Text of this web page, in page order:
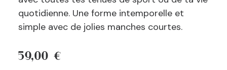
quotidienne. Une forme intemporelle et
simple avec de jolies manches courtes.
59,00€